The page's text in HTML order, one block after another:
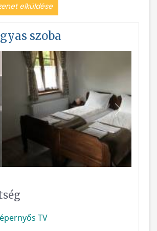
elküldése
szoba
TV